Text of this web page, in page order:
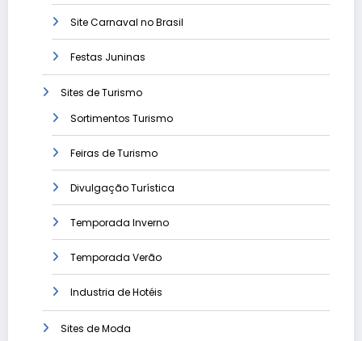
Site Carnaval no Brasil
Festas Juninas
Sites de Turismo
Sortimentos Turismo
Feiras de Turismo
Divulgação Turística
Temporada Inverno
Temporada Verão
Industria de Hotéis
Sites de Moda